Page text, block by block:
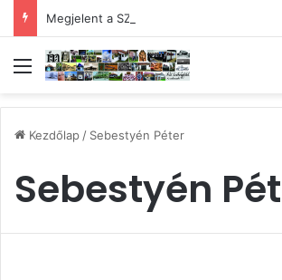
Megjelent a SZÉKELYFÖLD augusztusi
Menü
Kezdőlap/ Sebestyén Péter
Sebestyén